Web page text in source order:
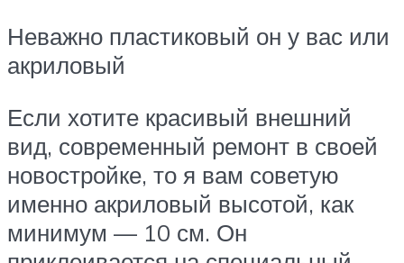
Неважно пластиковый он у вас или
акриловый
Если хотите красивый внешний
вид, современный ремонт в своей
новостройке, то я вам советую
именно акриловый высотой, как
минимум — 10 см. Он